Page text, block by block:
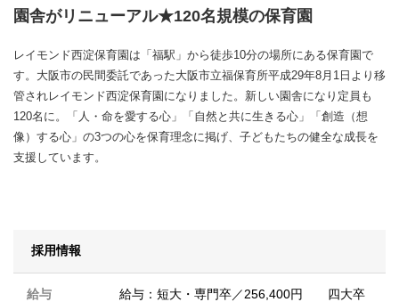
園舎がリニューアル★120名規模の保育園
レイモンド西淀保育園は「福駅」から徒歩10分の場所にある保育園で
す。大阪市の民間委託であった大阪市立福保育所平成29年8月1日より移
管されレイモンド西淀保育園になりました。新しい園舎になり定員も
120名に。「人・命を愛する心」「自然と共に生きる心」「創造（想
像）する心」の3つの心を保育理念に掲げ、子どもたちの健全な成長を
支援しています。
採用情報
給与
給与：短大・専門卒／256,400円 四大卒